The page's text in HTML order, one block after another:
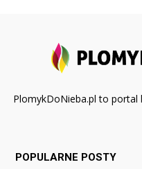
PlomykDoNieba.pl to portal
POPULARNE POSTY